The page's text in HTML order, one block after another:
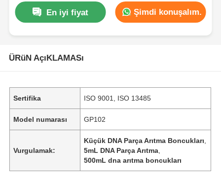
En iyi fiyat Şimdi konuşalım.
ÜRüN AçıKLAMASı
Sertifika ISO 9001, ISO 13485
Model numarası GP102
Vurgulamak:
Küçük DNA Parça Arıtma Boncukları
5mL DNA Parça Arıtma
500mL dna arıtma boncukları